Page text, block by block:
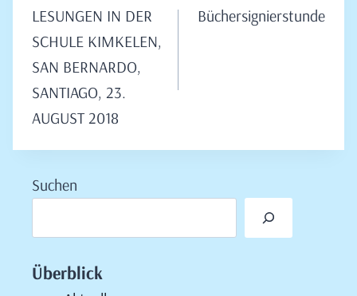
LESUNGEN IN DER
SCHULE KIMKELEN,
SAN BERNARDO,
SANTIAGO, 23.
AUGUST 2018
Büchersignierstunde
Suchen
Überblick